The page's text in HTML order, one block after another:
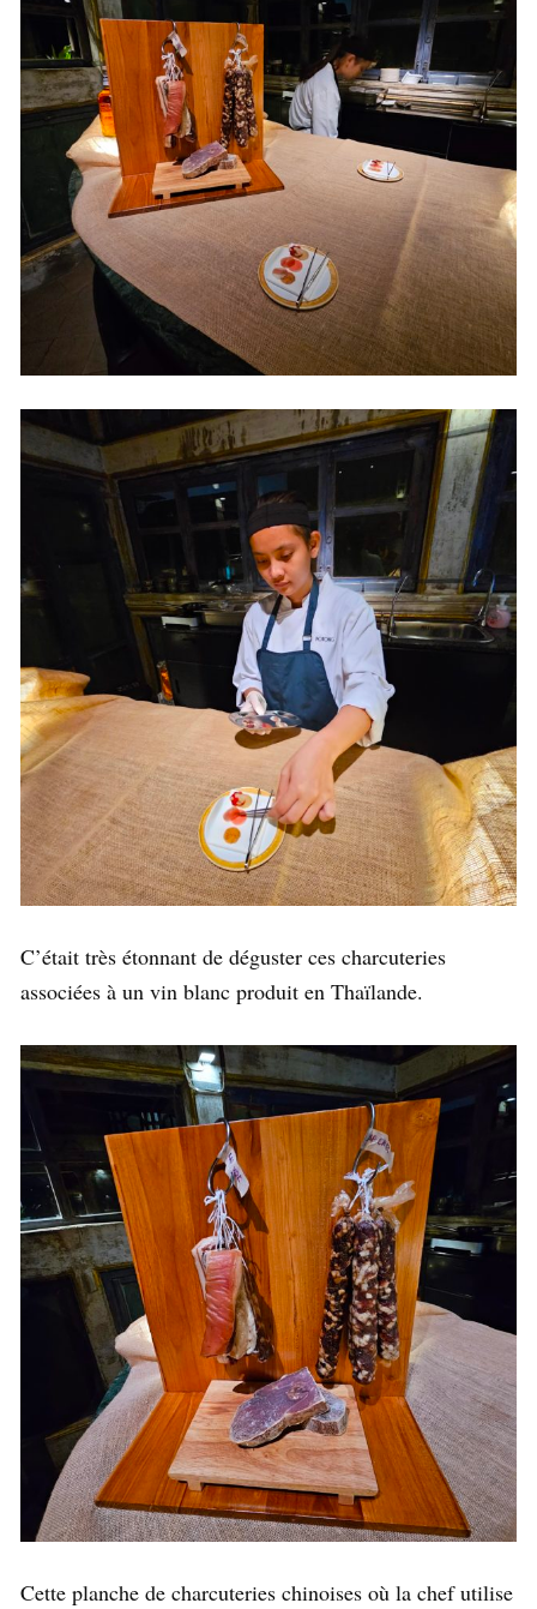
C’était très étonnant de déguster ces charcuteries
associées à un vin blanc produit en Thaïlande.
Cette planche de charcuteries chinoises où la chef utilise